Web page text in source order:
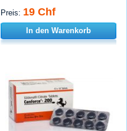
Preis: 19 Chf
In den Warenkorb